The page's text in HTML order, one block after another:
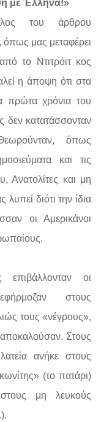
με Έλληνα!»
του άρθρου
όπως μας μεταφέρει
το Ντιτρόιτ κος
η άποψη ότι στα
πρώτα χρόνια του
δεν κατατάσσονταν
όπως
και τις
Ανατολίτες και μη
διότι την ίδια
οι Αμερικάνοι
οι
στους
τους «νέγρους»,
Στους
ανήκε στους
(το πατάρι)
μη λευκούς